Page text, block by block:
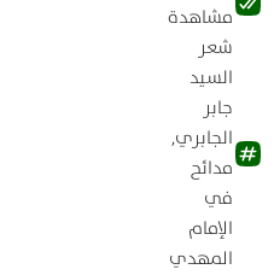
مشاهدة
شعر
السيد
جابر
الجابري,
مدائح
في
الإمام
المهدي